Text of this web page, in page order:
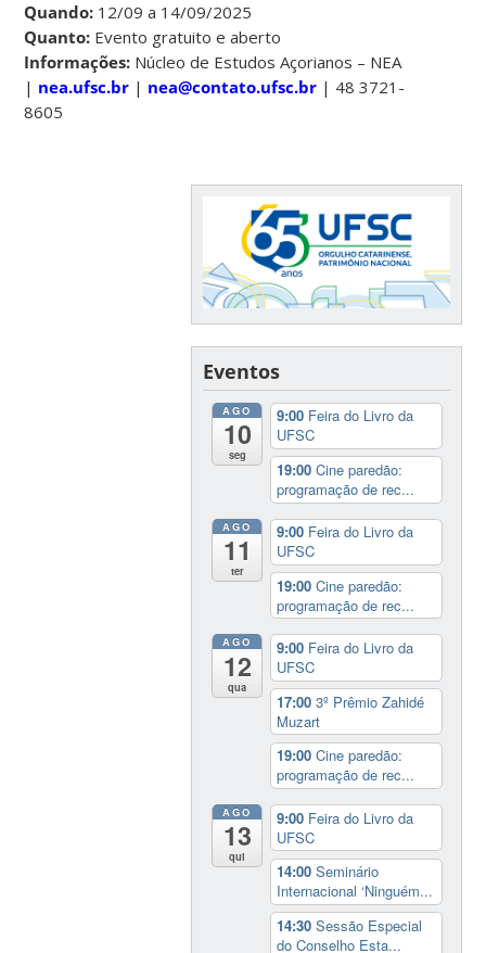
Quando: 12/09 a 14/09/2025
Quanto: Evento gratuito e aberto
Informações: Núcleo de Estudos Açorianos – NEA
| nea.ufsc.br | nea@contato.ufsc.br | 48 3721-
8605
Eventos
AGO
10
seg
9:00 Feira do Livro da
UFSC
19:00Cine paredão:
programação de rec...
AGO
11
ter
9:00 Feira do Livro da
UFSC
19:00Cine paredão:
programação de rec...
AGO
12
qua
9:00 Feira do Livro da
UFSC
17:003º Prêmio Zahidé
Muzart
19:00Cine paredão:
programação de rec...
AGO
13
qui
9:00 Feira do Livro da
UFSC
14:00Seminário
Internacional ‘Ninguém...
14:30Sessão Especial
do Conselho Esta...